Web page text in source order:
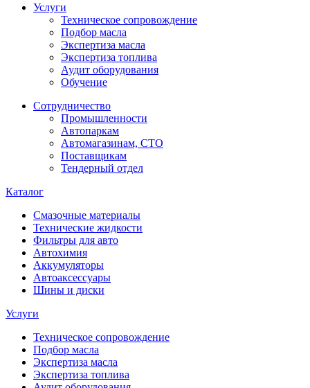
Услуги
Техническое сопровождение
Подбор масла
Экспертиза масла
Экспертиза топлива
Аудит оборудования
Обучение
Сотрудничество
Промышленности
Автопаркам
Автомагазинам, СТО
Поставщикам
Тендерный отдел
Каталог
Смазочные материалы
Технические жидкости
Фильтры для авто
Автохимия
Аккумуляторы
Автоаксессуары
Шины и диски
Услуги
Техническое сопровождение
Подбор масла
Экспертиза масла
Экспертиза топлива